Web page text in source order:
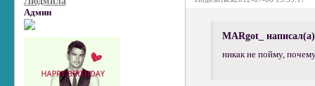
Админ
MARgot_
никак не пойму,